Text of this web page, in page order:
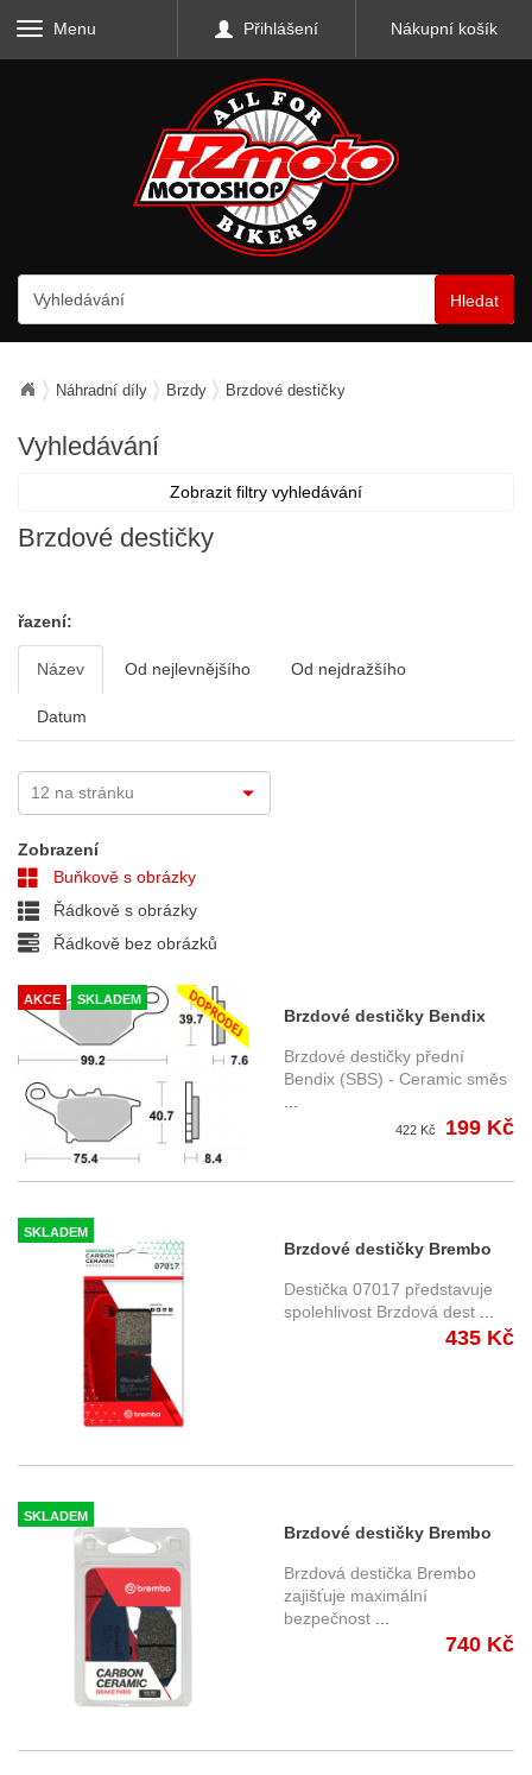
Menu Přihlášení Nákupní košík
Hledat
Náhradní díly Brzdy Brzdové destičky
Vyhledávání
Zobrazit filtry vyhledávání
Brzdové destičky
řazení:
Název Od nejlevnějšího Od nejdražšího
Datum
Zobrazení
Buňkově s obrázky
Řádkově s obrázky
Řádkově bez obrázků
AKCE SKLADEM
Brzdové destičky Bendix
MA 202 (SBS 122HF)
Brzdové destičky přední
Bendix (SBS) - Ceramic směs
422 Kč 199 Kč
SKLADEM
Brzdové destičky Brembo
07017
Destička 07017 představuje
spolehlivost Brzdová dest
435 Kč
SKLADEM
Brzdové destičky Brembo
07HO4905
Brzdová destička Brembo
zajišťuje maximální
bezpečnost
740 Kč